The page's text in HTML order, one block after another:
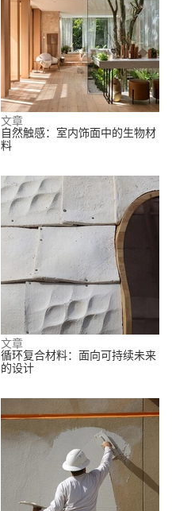
文章
自然触感：室内饰面中的生物材
料
文章
循环复合材料：面向可持续未来
的设计